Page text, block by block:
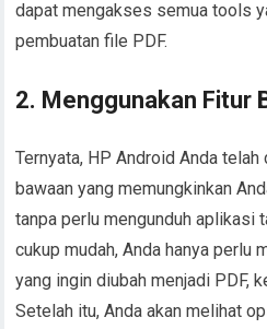
dapat mengakses semua tools
pembuatan file PDF.
2. Menggunakan Fitur
Ternyata, HP Android Anda
bawaan yang memungkinkan
tanpa perlu mengunduh aplikasi
cukup mudah, Anda hanya perlu
yang ingin diubah menjadi PDF,
Setelah itu, Anda akan melihat